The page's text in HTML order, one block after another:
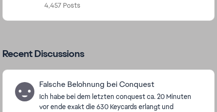
4,457 Posts
Recent Discussions
Falsche Belohnung bei Conquest
Ich habe bei dem letzten conquest ca. 20 Minuten
vor ende exakt die 630 Keycards erlangt und